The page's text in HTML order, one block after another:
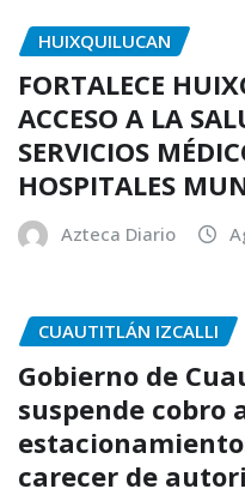
HUIXQUILUCAN
FORTALECE
ACCESO A LA
SERVICIOS
HOSPITALES
Azteca Diario
CUAUTITLÁN IZCALLI
Gobierno de
suspende cobro
carecer de